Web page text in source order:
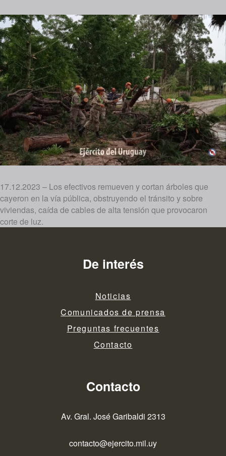
17.12.2023 – Los efectivos remueven y cortan árboles que
cayeron en la vía pública, obstruyendo el tránsito y sobre
viviendas, caída de cables de alta tensión que provocaron
corte de luz.
De interés
Noticias
Comunicados de prensa
Preguntas frecuentes
Contacto
Contacto
Av. Gral. José Garibaldi 2313
contacto@ejercito.mil.uy